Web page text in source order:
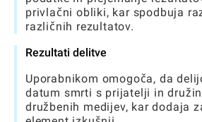
privlačni obliki, kar spodbuja
različnih rezultatov.
Rezultati delitve
Uporabnikom omogoča, da
datum smrti s prijatelji in
družbenih medijev, kar dodaja